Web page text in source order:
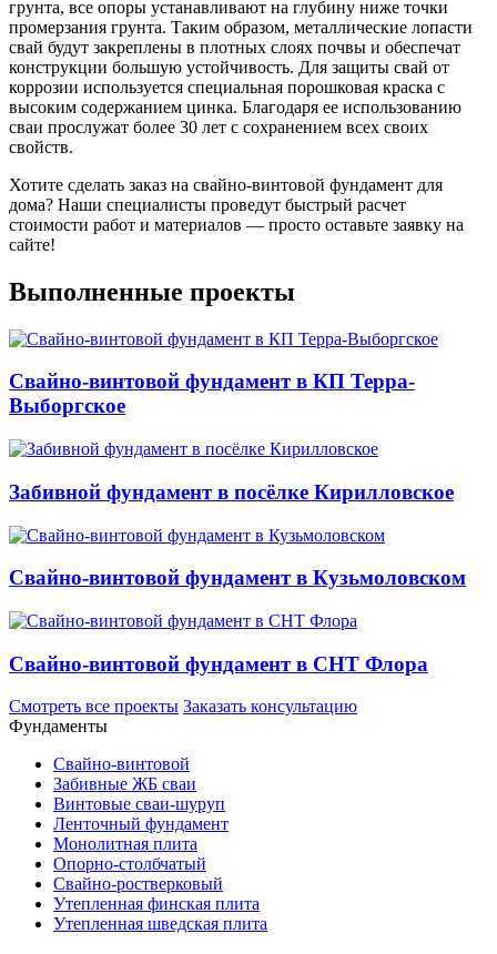
грунта, все опоры устанавливают на глубину ниже точки
промерзания грунта. Таким образом, металлические лопасти
свай будут закреплены в плотных слоях почвы и обеспечат
конструкции большую устойчивость. Для защиты свай от
коррозии используется специальная порошковая краска с
высоким содержанием цинка. Благодаря ее использованию
сваи прослужат более 30 лет с сохранением всех своих
свойств.
Хотите сделать заказ на свайно-винтовой фундамент для
дома? Наши специалисты проведут быстрый расчет
стоимости работ и материалов — просто оставьте заявку на
сайте!
Выполненные проекты
Свайно-винтовой фундамент в КП Терра-
Выборгское
Забивной фундамент в посёлке Кирилловское
Свайно-винтовой фундамент в Кузьмоловском
Свайно-винтовой фундамент в СНТ Флора
Смотреть все проекты Заказать консультацию
Фундаменты
Свайно-винтовой
Забивные ЖБ сваи
Винтовые сваи-шуруп
Ленточный фундамент
Монолитная плита
Опорно-столбчатый
Свайно-ростверковый
Утепленная финская плита
Утепленная шведская плита